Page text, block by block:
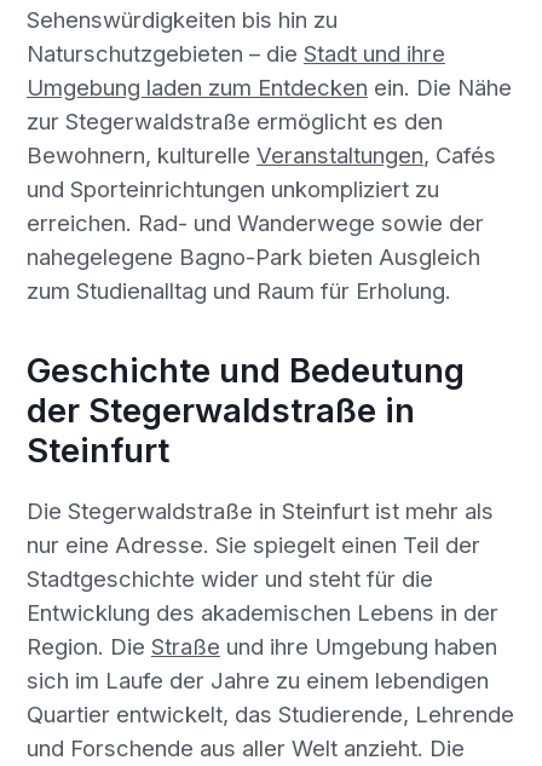
Sehenswürdigkeiten bis hin zu
Naturschutzgebieten – die Stadt und ihre
Umgebung laden zum Entdecken ein. Die Nähe
zur Stegerwaldstraße ermöglicht es den
Bewohnern, kulturelle Veranstaltungen, Cafés
und Sporteinrichtungen unkompliziert zu
erreichen. Rad- und Wanderwege sowie der
nahegelegene Bagno-Park bieten Ausgleich
zum Studienalltag und Raum für Erholung.
Geschichte und Bedeutung
der Stegerwaldstraße in
Steinfurt
Die Stegerwaldstraße in Steinfurt ist mehr als
nur eine Adresse. Sie spiegelt einen Teil der
Stadtgeschichte wider und steht für die
Entwicklung des akademischen Lebens in der
Region. Die Straße und ihre Umgebung haben
sich im Laufe der Jahre zu einem lebendigen
Quartier entwickelt, das Studierende, Lehrende
und Forschende aus aller Welt anzieht. Die